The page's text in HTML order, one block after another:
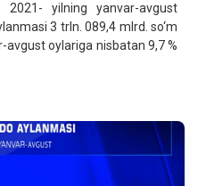
2021- yilning yanvar-avgust
3 trln. 089,4 mlrd. so‘m
avgust oylariga nisbatan 9,7 %